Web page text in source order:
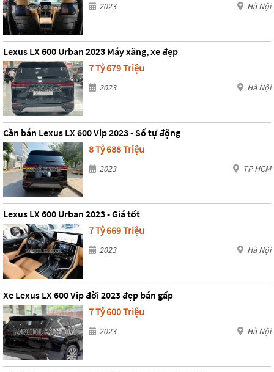
2023 Hà Nội
Lexus LX 600 Urban 2023 Máy xăng, xe đẹp
7 Tỷ 679 Triệu
2023 Hà Nội
Cần bán Lexus LX 600 Vip 2023 - Số tự động
8 Tỷ 688 Triệu
2023 TP HCM
Lexus LX 600 Urban 2023 - Giá tốt
7 Tỷ 669 Triệu
2023 Hà Nội
Xe Lexus LX 600 Vip đời 2023 đẹp bán gấp
7 Tỷ 600 Triệu
2023 Hà Nội